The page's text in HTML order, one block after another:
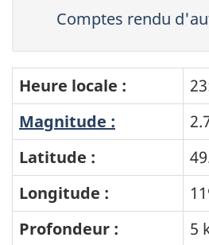
Comptes rendu
Heure locale :
Magnitude :
Latitude :
Longitude :
Profondeur :
5